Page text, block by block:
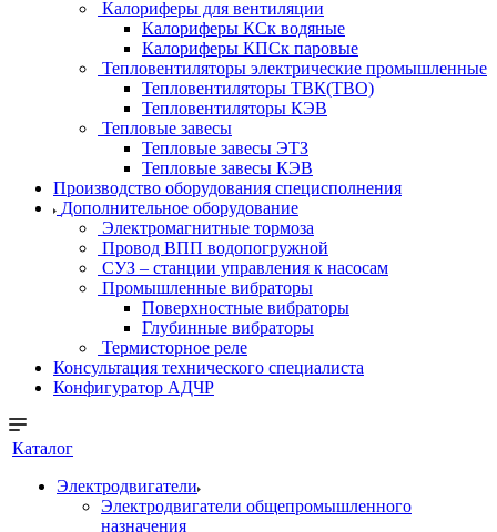
Калориферы для вентиляции
Калориферы КСк водяные
Калориферы КПСк паровые
Тепловентиляторы электрические промышленные
Тепловентиляторы ТВК(ТВО)
Тепловентиляторы КЭВ
Тепловые завесы
Тепловые завесы ЭТЗ
Тепловые завесы КЭВ
Производство оборудования специсполнения
Дополнительное оборудование
Электромагнитные тормоза
Провод ВПП водопогружной
СУЗ – станции управления к насосам
Промышленные вибраторы
Поверхностные вибраторы
Глубинные вибраторы
Термисторное реле
Консультация технического специалиста
Конфигуратор АДЧР
Каталог
Электродвигатели
Электродвигатели общепромышленного
назначения